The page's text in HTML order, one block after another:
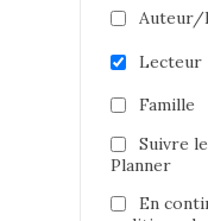
Auteur/
Lecteur
Famille
Suivre
Planner
En